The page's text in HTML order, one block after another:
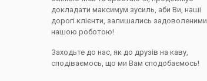
докладати максимум зусиль, аби Ви, наші
дорогі клієнти, залишались задоволеними
нашою роботою!
Заходьте до нас, як до друзів на каву,
сподіваємось, що ми Вам сподобаємось!